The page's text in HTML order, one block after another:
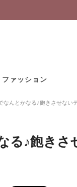
ファッション
なんとかなる♪飽きさせない
る♪飽き